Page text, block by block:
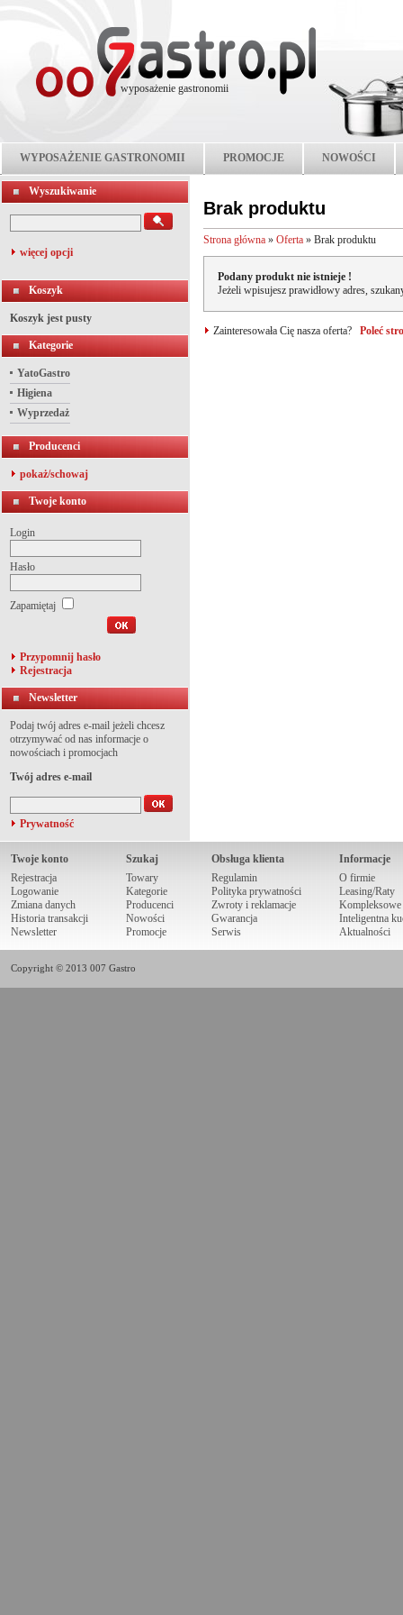
wyposażenie gastronomii
WYPOSAŻENIE GASTRONOMII PROMOCJE NOWOŚCI
Wyszukiwanie
więcej opcji
Koszyk
Koszyk jest pusty
Kategorie
YatoGastro
Higiena
Wyprzedaż
Producenci
pokaż/schowaj
Twoje konto
Login
Hasło
Zapamiętaj
Przypomnij hasło
Rejestracja
Newsletter
Podaj twój adres e-mail jeżeli chcesz
otrzymywać od nas informacje o
nowościach i promocjach
Twój adres e-mail
Prywatność
Brak produktu
Strona główna » Oferta » Brak produktu
Podany produkt nie istnieje !
Jeżeli wpisujesz prawidłowy adres,
Zainteresowała Cię nasza oferta? Poleć
Twoje konto
Rejestracja
Logowanie
Zmiana danych
Historia transakcji
Newsletter
Szukaj
Towary
Kategorie
Producenci
Nowości
Promocje
Obsługa klienta
Regulamin
Polityka prywatności
Zwroty i reklamacje
Gwarancja
Serwis
Informacje
O firmie
Leasing/Raty
Kompleksowe
Inteligentna
Aktualności
Copyright © 2013 007 Gastro